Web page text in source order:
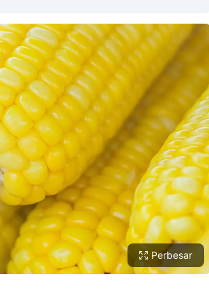
Copy Link
Perbesar